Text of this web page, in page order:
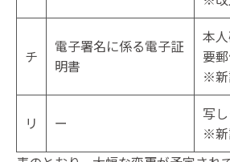
チ
電子署名に係る電子証
明書
本
要
※
リ ー
写
※